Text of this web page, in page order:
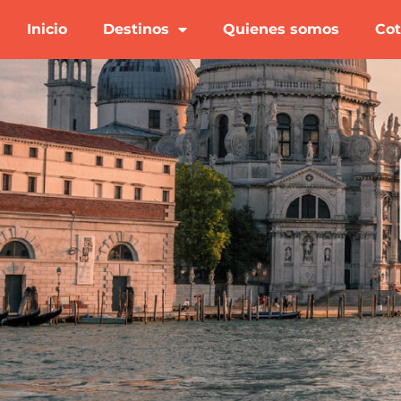
Inicio Destinos Quienes somos